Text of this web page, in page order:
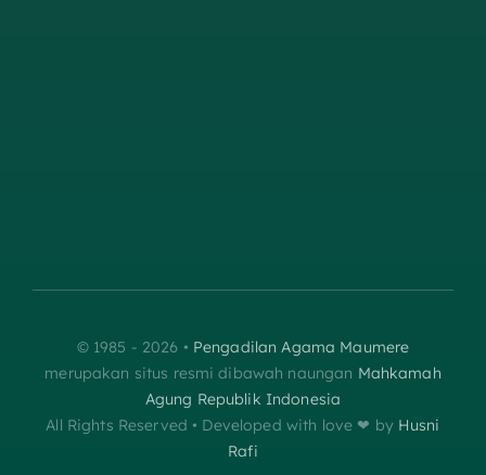
© 1985 - 2026 • Pengadilan Agama Maumere
merupakan situs resmi dibawah naungan Mahkamah
Agung Republik Indonesia
All Rights Reserved • Developed with love ❤︎‬ by Husni
Rafi